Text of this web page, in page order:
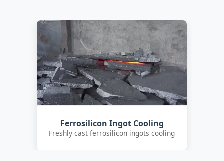
Customer Quality Check
International clients inspecting FeSi
inoculant